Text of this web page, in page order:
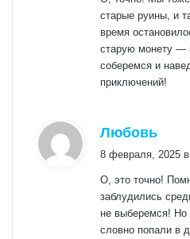
старые руины, и
время
старую монету —
соберемся и
приключений!
Любовь
8 февраля, 2025
О, это точно!
заблудились
не выберемся!
словно попали в